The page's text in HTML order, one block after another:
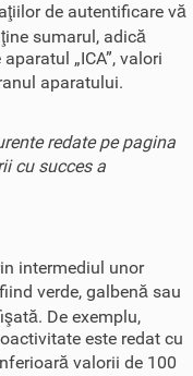
de autentificare vă
sumarul, adică
„ICA”, valori
aparatului.
redate pe pagina
cu succes a
intermediul unor
verde, galbenă sau
De exemplu,
este redat cu
valorii de 100